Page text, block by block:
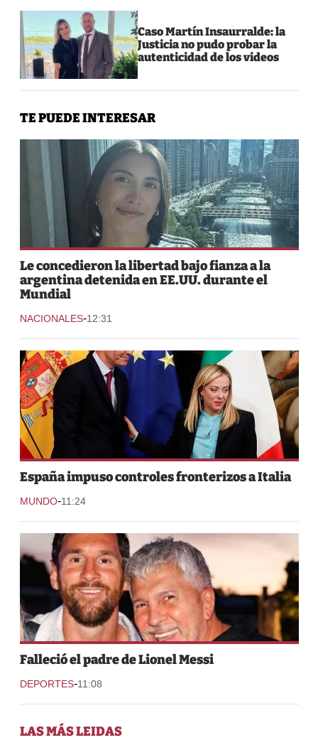
Caso Martín Insaurralde: la
Justicia no pudo probar la
autenticidad de los videos
TE PUEDE INTERESAR
Le concedieron la libertad bajo fianza a la
argentina detenida en EE.UU. durante el
Mundial
NACIONALES-12:31
España impuso controles fronterizos a Italia
MUNDO-11:24
Falleció el padre de Lionel Messi
DEPORTES-11:08
LAS MÁS LEIDAS